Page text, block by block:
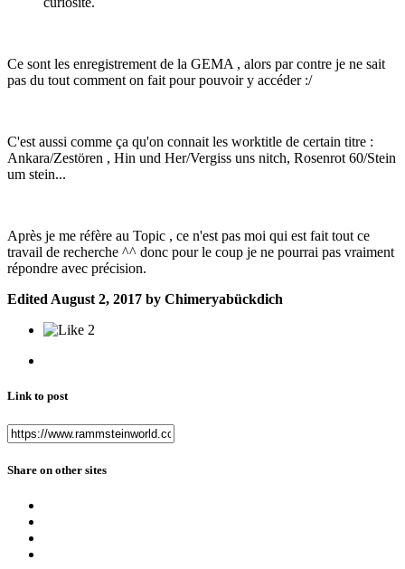
Ce sont les enregistrement de la GEMA , alors par contre je ne sait
pas du tout comment on fait pour pouvoir y accéder :/
C'est aussi comme ça qu'on connait les worktitle de certain titre :
Ankara/Zestören , Hin und Her/Vergiss uns nitch, Rosenrot 60/Stein
um stein...
Après je me réfère au Topic , ce n'est pas moi qui est fait tout ce
travail de recherche ^^ donc pour le coup je ne pourrai pas vraiment
répondre avec précision.
Edited August 2, 2017 by Chimeryabückdich
2
Link to post
Share on other sites